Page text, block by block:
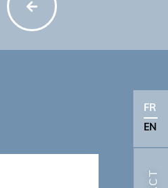
FR
EN